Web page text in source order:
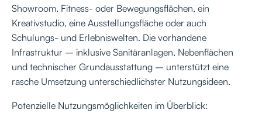
Showroom, Fitness- oder Bewegungsflächen, ein
Kreativstudio, eine Ausstellungsfläche oder auch
Schulungs- und Erlebniswelten. Die vorhandene
Infrastruktur – inklusive Sanitäranlagen, Nebenflächen
und technischer Grundausstattung – unterstützt eine
rasche Umsetzung unterschiedlichster Nutzungsideen.
Potenzielle Nutzungsmöglichkeiten im Überblick: